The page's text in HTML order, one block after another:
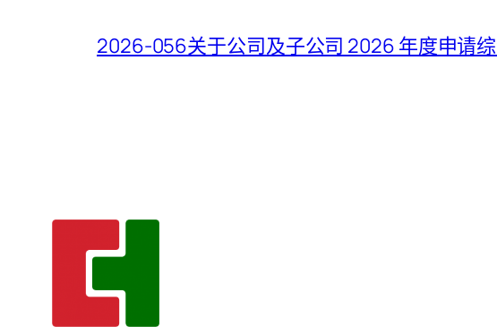
2026-056关于公司及子公司 2026 年度申请